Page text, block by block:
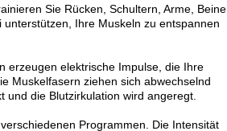
Sie Rücken, Schultern, Arme, Beine
Ihre Muskeln zu entspannen
erzeugen elektrische Impulse, die Ihre
Muskelfasern ziehen sich abwechselnd
die Blutzirkulation wird angeregt.
Programmen. Die Intensität